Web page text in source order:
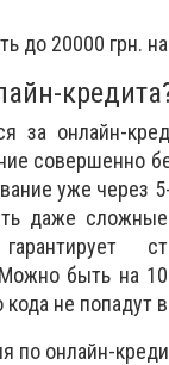
до 20000 грн.
за онлайн-
совершенно
уже через
даже
быть на
не попадут
по онлайн-